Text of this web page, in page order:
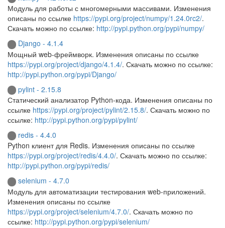
Модуль для работы с многомерными массивами. Изменения
описаны по ссылке https://pypi.org/project/numpy/1.24.0rc2/.
Скачать можно по ссылке: http://pypi.python.org/pypi/numpy/
Django - 4.1.4
Мощный web-фреймворк. Изменения описаны по ссылке
https://pypi.org/project/django/4.1.4/. Скачать можно по ссылке:
http://pypi.python.org/pypi/Django/
pylint - 2.15.8
Статический анализатор Python-кода. Изменения описаны по
ссылке https://pypi.org/project/pylint/2.15.8/. Скачать можно по
ссылке: http://pypi.python.org/pypi/pylint/
redis - 4.4.0
Python клиент для Redis. Изменения описаны по ссылке
https://pypi.org/project/redis/4.4.0/. Скачать можно по ссылке:
http://pypi.python.org/pypi/redis/
selenium - 4.7.0
Модуль для автоматизации тестирования web-приложений.
Изменения описаны по ссылке
https://pypi.org/project/selenium/4.7.0/. Скачать можно по
ссылке: http://pypi.python.org/pypi/selenium/